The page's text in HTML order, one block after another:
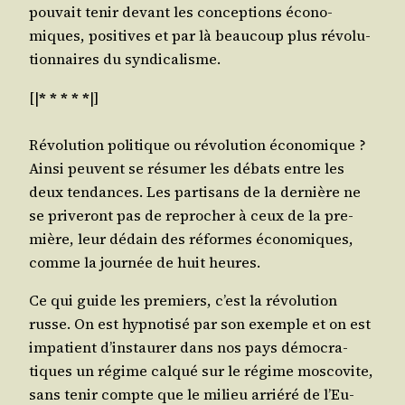
pou­vait tenir devant les concep­tions éco­no­
miques, posi­tives et par là beau­coup plus révo­lu­
tion­naires du syndicalisme.
[|* * * * *|]
Révo­lu­tion poli­tique ou révo­lu­tion éco­no­mique ?
Ain­si peuvent se résu­mer les débats entre les
deux ten­dances. Les par­ti­sans de la der­nière ne
se pri­ve­ront pas de repro­cher à ceux de la pre­
mière, leur dédain des réformes éco­no­miques,
comme la jour­née de huit heures.
Ce qui guide les pre­miers, c’est la révo­lu­tion
russe. On est hyp­no­ti­sé par son exemple et on est
impa­tient d’ins­tau­rer dans nos pays démo­cra­
tiques un régime cal­qué sur le régime mos­co­vite,
sans tenir compte que le milieu arrié­ré de l’Eu­